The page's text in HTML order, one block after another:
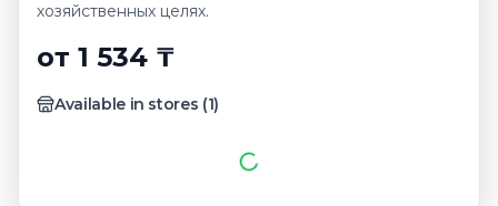
хозяйственных целях.
от 1 534 ₸
Available in stores (1)